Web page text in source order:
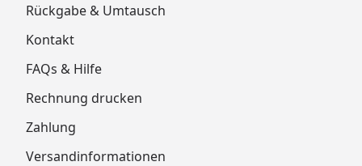
Rückgabe & Umtausch
Kontakt
FAQs & Hilfe
Rechnung drucken
Zahlung
Versandinformationen